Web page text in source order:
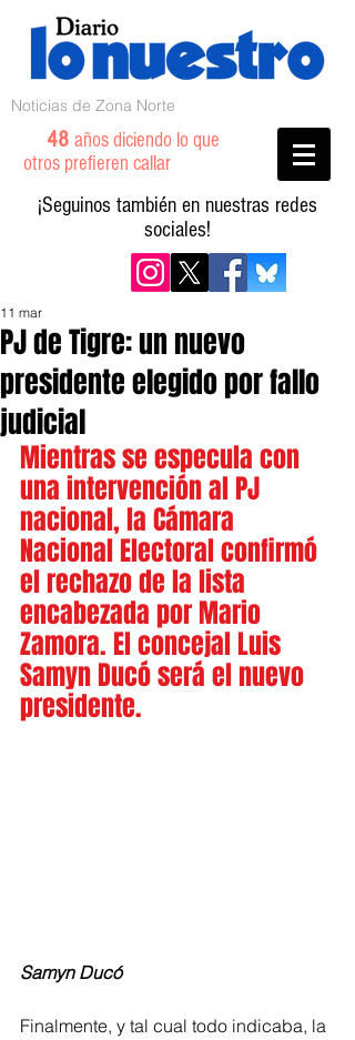
Noticias de Zona Norte
48 años diciendo lo que
otros prefieren callar
¡Seguinos también en nuestras redes
sociales!
PJ de Tigre: un nuevo
presidente elegido por fallo
judicial
11 mar
Mientras se especula con
una intervención al PJ
nacional, la Cámara
Nacional Electoral confirmó
el rechazo de la lista
encabezada por Mario
Zamora. El concejal Luis
Samyn Ducó será el nuevo
presidente.
Samyn Ducó
Finalmente, y tal cual todo indicaba, la